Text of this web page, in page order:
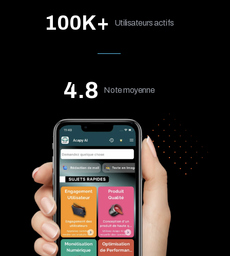
100K+ Utilisateurs actifs
4.8 Note moyenne